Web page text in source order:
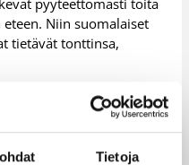
Tietoja
Niin suomalaiset
tietävät tonttinsa,
on se, että
näissä
Hirvikoski, Aleksi
kehittyneet